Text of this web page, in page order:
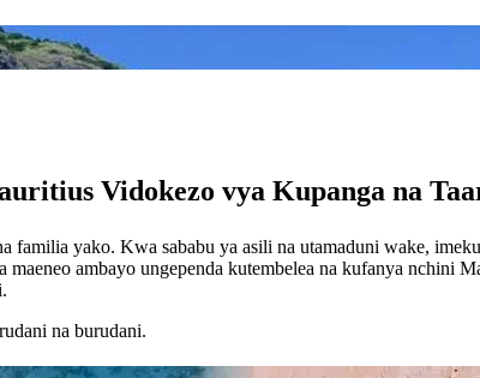
Vidokezo vya Kupanga na
yako. Kwa sababu ya asili na utamaduni wake,
ambayo ungependa kutembelea na kufanya nchini
na burudani.